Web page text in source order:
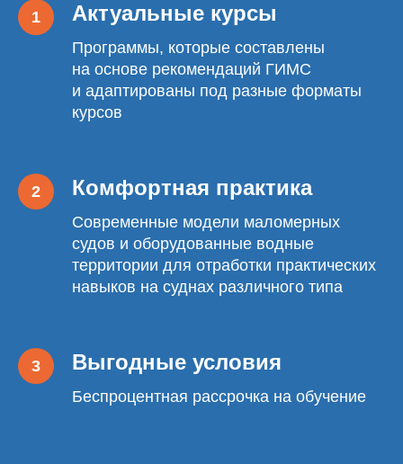
Актуальные курсы
Программы, которые составлены
на основе рекомендаций ГИМС
и адаптированы под разные форматы
курсов
Комфортная практика
Современные модели маломерных
судов и оборудованные водные
территории для отработки практических
навыков на суднах различного типа
Выгодные условия
Беспроцентная рассрочка на обучение